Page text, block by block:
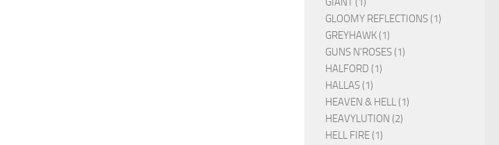
GLOOMY REFLECTIONS (1)
GREYHAWK (1)
GUNS N'ROSES (1)
HALFORD (1)
HALLAS (1)
HEAVEN & HELL (1)
HEAVYLUTION (2)
HELL FIRE (1)